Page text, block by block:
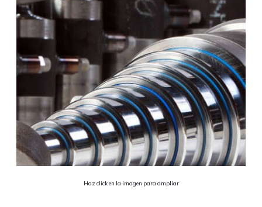
Haz click en la imagen para ampliar